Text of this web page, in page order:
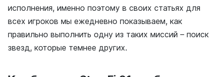
исполнения, именно поэтому в своих статьях для
всех игроков мы ежедневно показываем, как
правильно выполнить одну из таких миссий – поиск
звезд, которые темнее других.